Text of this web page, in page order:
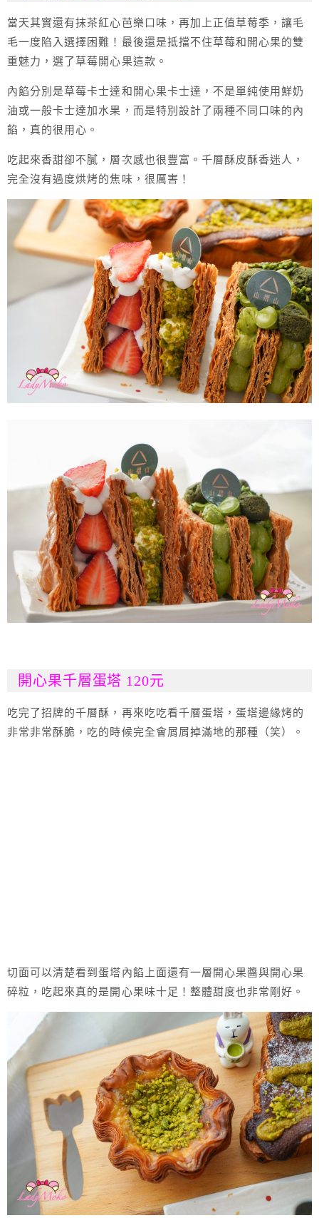
當天其實還有抹茶紅心芭樂口味，再加上正值草莓季，讓毛
毛一度陷入選擇困難！最後還是抵擋不住草莓和開心果的雙
重魅力，選了草莓開心果這款。
內餡分別是草莓卡士達和開心果卡士達，不是單純使用鮮奶
油或一般卡士達加水果，而是特別設計了兩種不同口味的內
餡，真的很用心。
吃起來香甜卻不膩，層次感也很豐富。千層酥皮酥香迷人，
完全沒有過度烘烤的焦味，很厲害！
開心果千層蛋塔 120元
吃完了招牌的千層酥，再來吃吃看千層蛋塔，蛋塔邊緣烤的
非常非常酥脆，吃的時候完全會屑屑掉滿地的那種（笑）。
切面可以清楚看到蛋塔內餡上面還有一層開心果醬與開心果
碎粒，吃起來真的是開心果味十足！整體甜度也非常剛好。